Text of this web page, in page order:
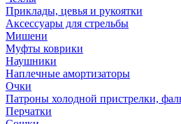
Приклады, цевья и рукоятки
Аксессуары для стрельбы
Мишени
Муфты коврики
Наушники
Наплечные амортизаторы
Очки
Патроны холодной пристрелки,
Перчатки